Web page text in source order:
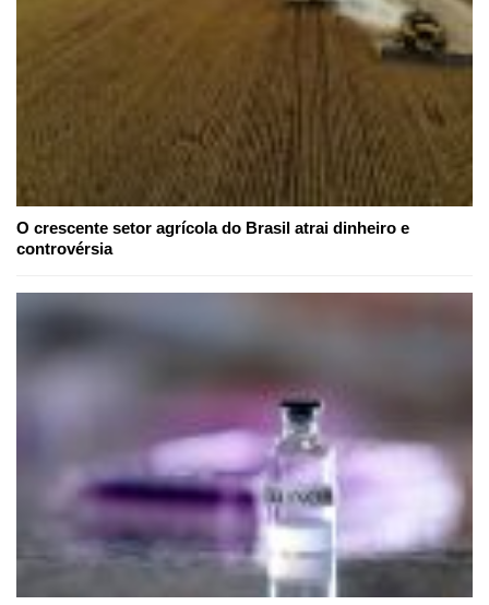
O crescente setor agrícola do Brasil atrai dinheiro e
controvérsia